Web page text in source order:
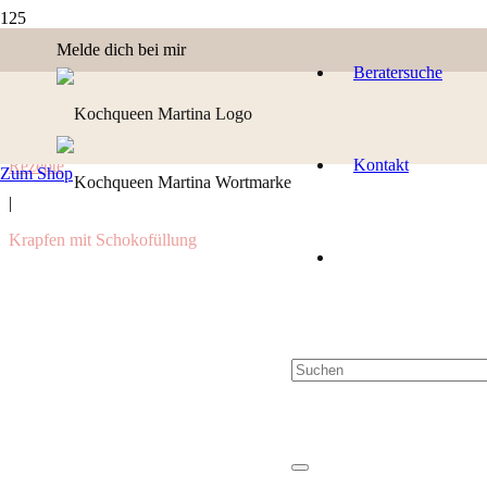
Melde dich bei mir
Beratersuche
Kontakt
Zum Shop
Rezepte
|
Krapfen mit Schokofüllung